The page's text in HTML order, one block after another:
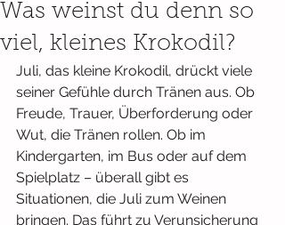
Was weinst du denn so
viel, kleines Krokodil?
Juli, das kleine Krokodil, drückt viele
seiner Gefühle durch Tränen aus. Ob
Freude, Trauer, Überforderung oder
Wut, die Tränen rollen. Ob im
Kindergarten, im Bus oder auf dem
Spielplatz – überall gibt es
Situationen, die Juli zum Weinen
bringen. Das führt zu Verunsicherung